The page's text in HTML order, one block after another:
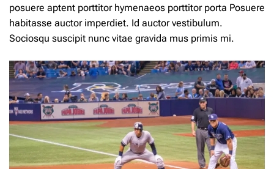
posuere aptent porttitor hymenaeos porttitor porta Posuere
habitasse auctor imperdiet. Id auctor vestibulum.
Sociosqu suscipit nunc vitae gravida mus primis mi.